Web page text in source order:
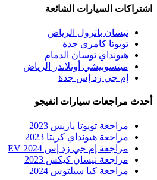
اشتراكات السيارات الشائعة
نيسان باترول الرياض
تويوتا كامري جدة
هيونداي توسان الدمام
ميتسوبيشي أوتلاندر الرياض
إم جي زد إس جدة
أحدث مراجعات سيارات انفيجو
مراجعة تويوتا ياريس 2023
مراجعة هيونداي كريتا 2023
مراجعة إم جي زد إس EV 2024
مراجعة نيسان كيكس 2023
مراجعة كيا سيلتوس 2024